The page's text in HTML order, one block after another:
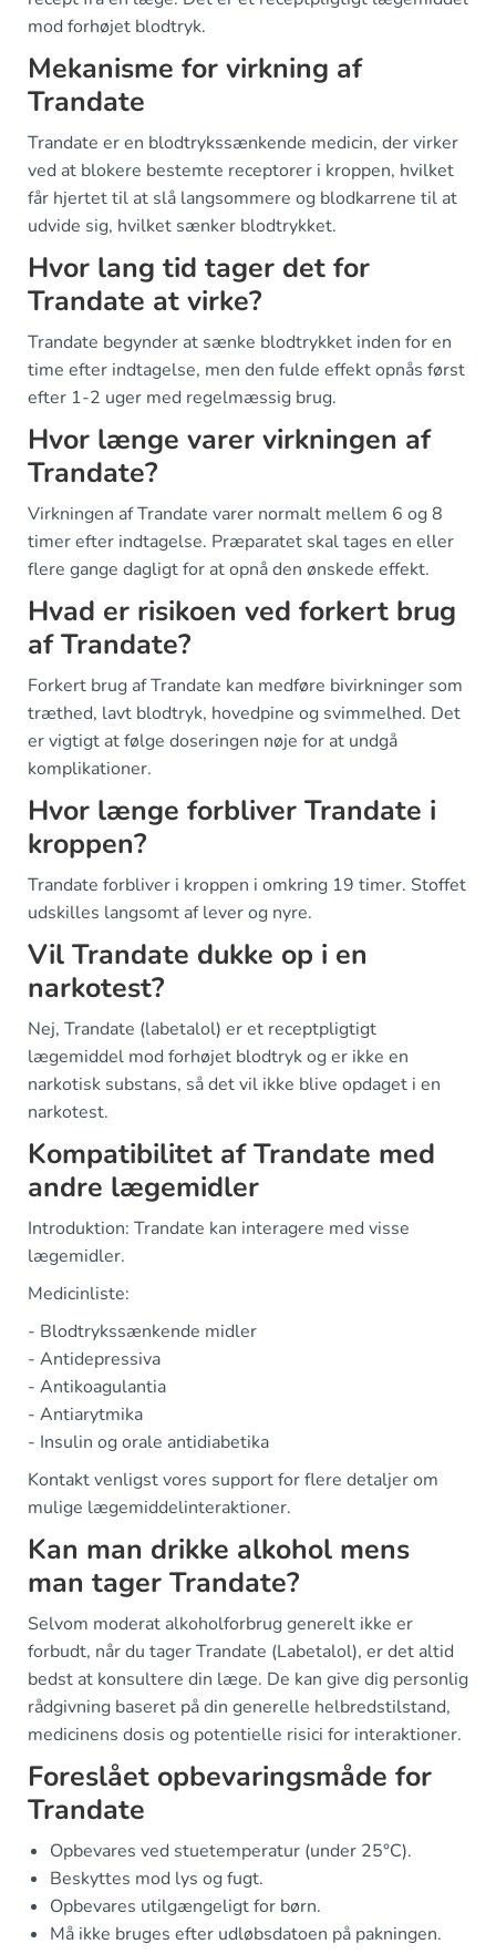
mod forhøjet blodtryk.
Mekanisme for virkning af
Trandate
Trandate er en blodtrykssænkende medicin, der virker
ved at blokere bestemte receptorer i kroppen, hvilket
får hjertet til at slå langsommere og blodkarrene til at
udvide sig, hvilket sænker blodtrykket.
Hvor lang tid tager det for
Trandate at virke?
Trandate begynder at sænke blodtrykket inden for en
time efter indtagelse, men den fulde effekt opnås først
efter 1-2 uger med regelmæssig brug.
Hvor længe varer virkningen af
Trandate?
Virkningen af Trandate varer normalt mellem 6 og 8
timer efter indtagelse. Præparatet skal tages en eller
flere gange dagligt for at opnå den ønskede effekt.
Hvad er risikoen ved forkert brug
af Trandate?
Forkert brug af Trandate kan medføre bivirkninger som
træthed, lavt blodtryk, hovedpine og svimmelhed. Det
er vigtigt at følge doseringen nøje for at undgå
komplikationer.
Hvor længe forbliver Trandate i
kroppen?
Trandate forbliver i kroppen i omkring 19 timer. Stoffet
udskilles langsomt af lever og nyre.
Vil Trandate dukke op i en
narkotest?
Nej, Trandate (labetalol) er et receptpligtigt
lægemiddel mod forhøjet blodtryk og er ikke en
narkotisk substans, så det vil ikke blive opdaget i en
narkotest.
Kompatibilitet af Trandate med
andre lægemidler
Introduktion: Trandate kan interagere med visse
lægemidler.
Medicinliste:
- Blodtrykssænkende midler
- Antidepressiva
- Antikoagulantia
- Antiarytmika
- Insulin og orale antidiabetika
Kontakt venligst vores support for flere detaljer om
mulige lægemiddelinteraktioner.
Kan man drikke alkohol mens
man tager Trandate?
Selvom moderat alkoholforbrug generelt ikke er
forbudt, når du tager Trandate (Labetalol), er det altid
bedst at konsultere din læge. De kan give dig personlig
rådgivning baseret på din generelle helbredstilstand,
medicinens dosis og potentielle risici for interaktioner.
Foreslået opbevaringsmåde for
Trandate
Opbevares ved stuetemperatur (under 25°C).
Beskyttes mod lys og fugt.
Opbevares utilgængeligt for børn.
Må ikke bruges efter udløbsdatoen på pakningen.